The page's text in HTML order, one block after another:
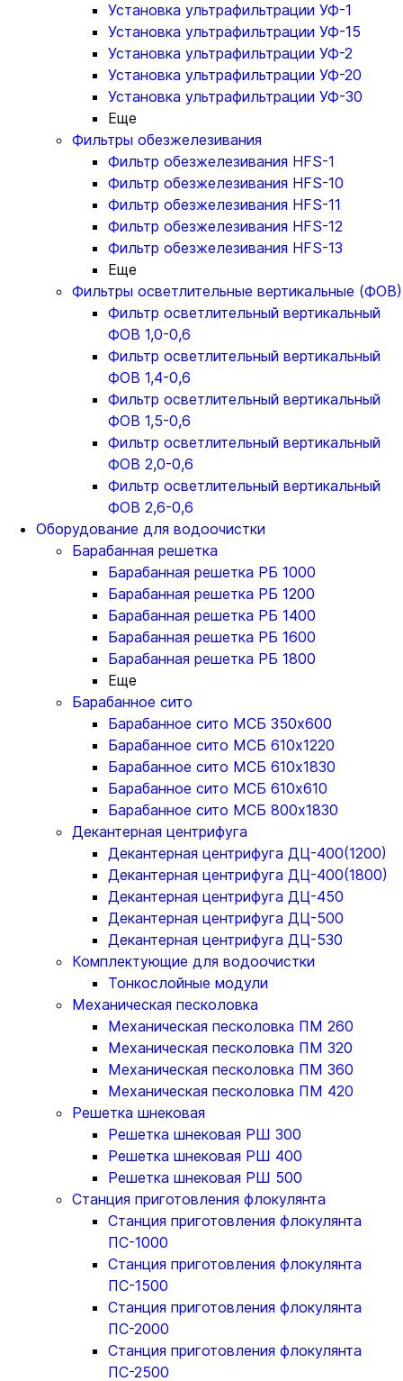
Установка ультрафильтрации УФ-1
Установка ультрафильтрации УФ-15
Установка ультрафильтрации УФ-2
Установка ультрафильтрации УФ-20
Установка ультрафильтрации УФ-30
Еще
Фильтры обезжелезивания
Фильтр обезжелезивания HFS-1
Фильтр обезжелезивания HFS-10
Фильтр обезжелезивания HFS-11
Фильтр обезжелезивания HFS-12
Фильтр обезжелезивания HFS-13
Еще
Фильтры осветлительные вертикальные (ФОВ)
Фильтр осветлительный вертикальный
ФОВ 1,0-0,6
Фильтр осветлительный вертикальный
ФОВ 1,4-0,6
Фильтр осветлительный вертикальный
ФОВ 1,5-0,6
Фильтр осветлительный вертикальный
ФОВ 2,0-0,6
Фильтр осветлительный вертикальный
ФОВ 2,6-0,6
Оборудование для водоочистки
Барабанная решетка
Барабанная решетка РБ 1000
Барабанная решетка РБ 1200
Барабанная решетка РБ 1400
Барабанная решетка РБ 1600
Барабанная решетка РБ 1800
Еще
Барабанное сито
Барабанное сито МСБ 350x600
Барабанное сито МСБ 610x1220
Барабанное сито МСБ 610x1830
Барабанное сито МСБ 610x610
Барабанное сито МСБ 800x1830
Декантерная центрифуга
Декантерная центрифуга ДЦ-400(1200)
Декантерная центрифуга ДЦ-400(1800)
Декантерная центрифуга ДЦ-450
Декантерная центрифуга ДЦ-500
Декантерная центрифуга ДЦ-530
Комплектующие для водоочистки
Тонкослойные модули
Механическая песколовка
Механическая песколовка ПM 260
Механическая песколовка ПM 320
Механическая песколовка ПM 360
Механическая песколовка ПM 420
Решетка шнековая
Решетка шнековая РШ 300
Решетка шнековая РШ 400
Решетка шнековая РШ 500
Станция приготовления флокулянта
Станция приготовления флокулянта
ПС-1000
Станция приготовления флокулянта
ПС-1500
Станция приготовления флокулянта
ПС-2000
Станция приготовления флокулянта
ПС-2500